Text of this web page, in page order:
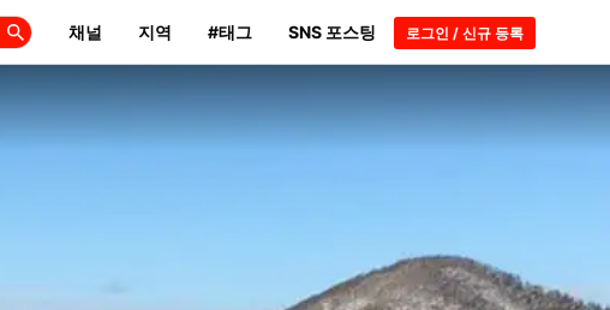
채널 지역 #태그 SNS 포스팅 로그인 / 신규 등록